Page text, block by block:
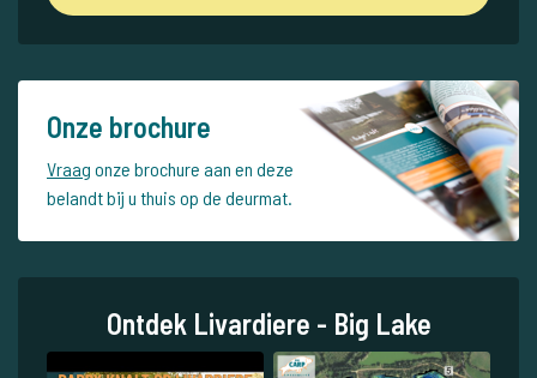
Onze brochure
Vraag onze brochure aan en deze
belandt bij u thuis op de deurmat.
Ontdek Livardiere - Big Lake